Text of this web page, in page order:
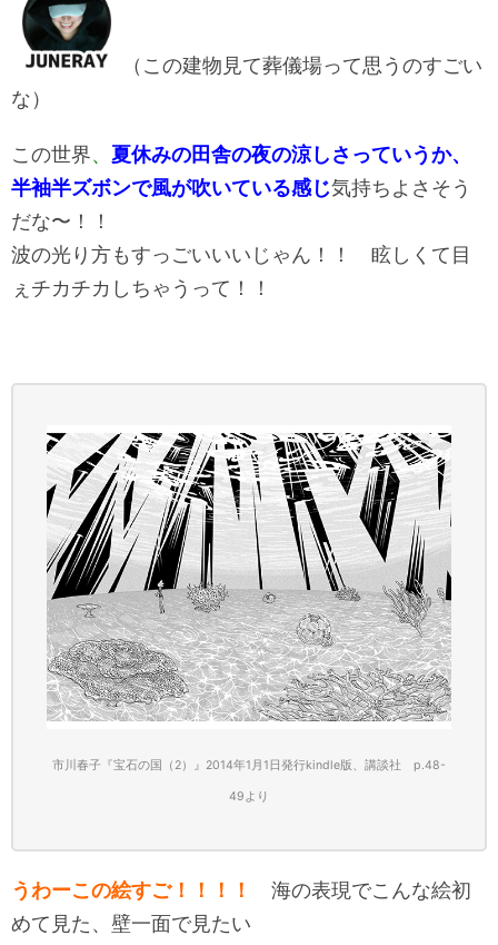
（この建物見て葬儀場って思うのすごい
な）
この世界、 夏休みの田舎の夜の涼しさっていうか、
半袖半ズボンで風が吹いている感じ気持ちよさそう
だな〜！！
波の光り方もすっごいいいじゃん！！ 眩しくて目
ぇチカチカしちゃうって！！
市川春子『宝石の国（2）』2014年1月1日発行kindle版、講談社 p.48-
49より
うわーこの絵すご！！！！
海の表現でこんな絵初
めて見た、壁一面で見たい